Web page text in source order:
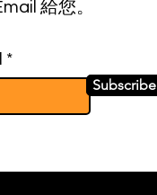
給您。
Subscribe